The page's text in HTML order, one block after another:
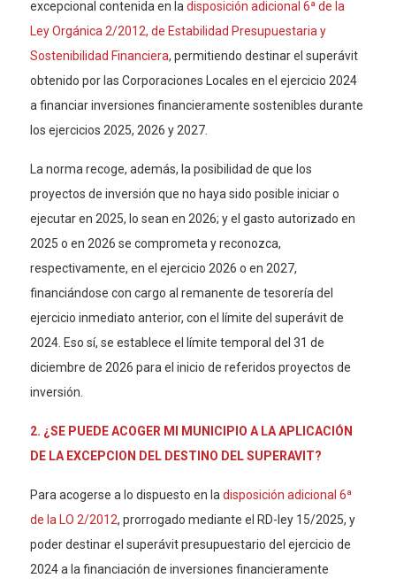
excepcional contenida en la disposición adicional 6ª de la
Ley Orgánica 2/2012, de Estabilidad Presupuestaria y
Sostenibilidad Financiera, permitiendo destinar el superávit
obtenido por las Corporaciones Locales en el ejercicio 2024
a financiar inversiones financieramente sostenibles durante
los ejercicios 2025, 2026 y 2027.
La norma recoge, además, la posibilidad de que los
proyectos de inversión que no haya sido posible iniciar o
ejecutar en 2025, lo sean en 2026; y el gasto autorizado en
2025 o en 2026 se comprometa y reconozca,
respectivamente, en el ejercicio 2026 o en 2027,
financiándose con cargo al remanente de tesorería del
ejercicio inmediato anterior, con el límite del superávit de
2024. Eso sí, se establece el límite temporal del 31 de
diciembre de 2026 para el inicio de referidos proyectos de
inversión.
2. ¿SE PUEDE ACOGER MI MUNICIPIO A LA APLICACIÓN
DE LA EXCEPCION DEL DESTINO DEL SUPERAVIT?
Para acogerse a lo dispuesto en la disposición adicional 6ª
de la LO 2/2012, prorrogado mediante el RD-ley 15/2025, y
poder destinar el superávit presupuestario del ejercicio de
2024 a la financiación de inversiones financieramente